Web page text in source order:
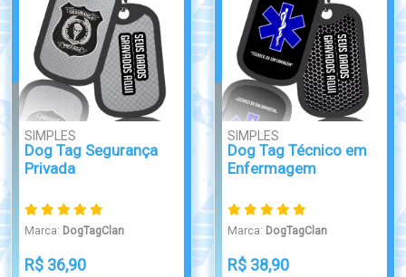
SIMPLES
Dog Tag Segurança
Privada
Marca: DogTagClan
R$ 36,90
SIMPLES
Dog Tag Técnico em
Enfermagem
Marca: DogTagClan
R$ 38,90